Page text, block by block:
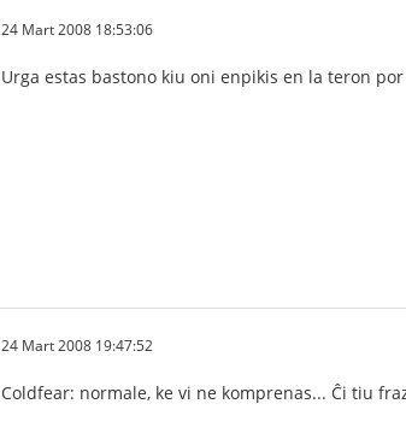
24 Mart 2008 18:53:06
Urga estas bastono kiu oni enpikis en la teron
24 Mart 2008 19:47:52
Coldfear: normale, ke vi ne komprenas... Ĉi tiu